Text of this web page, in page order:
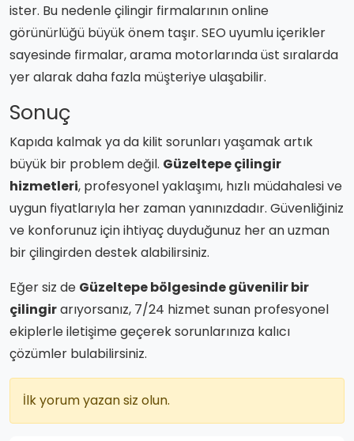
ister. Bu nedenle çilingir firmalarının online
görünürlüğü büyük önem taşır. SEO uyumlu içerikler
sayesinde firmalar, arama motorlarında üst sıralarda
yer alarak daha fazla müşteriye ulaşabilir.
Sonuç
Kapıda kalmak ya da kilit sorunları yaşamak artık
büyük bir problem değil. Güzeltepe çilingir
hizmetleri, profesyonel yaklaşımı, hızlı müdahalesi ve
uygun fiyatlarıyla her zaman yanınızdadır. Güvenliğiniz
ve konforunuz için ihtiyaç duyduğunuz her an uzman
bir çilingirden destek alabilirsiniz.
Eğer siz de Güzeltepe bölgesinde güvenilir bir
çilingirarıyorsanız, 7/24 hizmet sunan profesyonel
ekiplerle iletişime geçerek sorunlarınıza kalıcı
çözümler bulabilirsiniz.
İlk yorum yazan siz olun.